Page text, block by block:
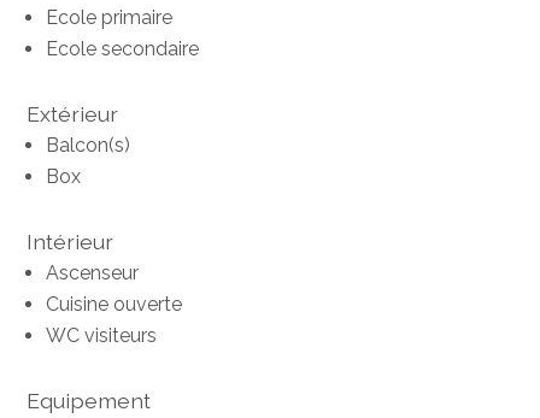
Ecole primaire
Ecole secondaire
Extérieur
Balcon(s)
Box
Intérieur
Ascenseur
Cuisine ouverte
WC visiteurs
Equipement